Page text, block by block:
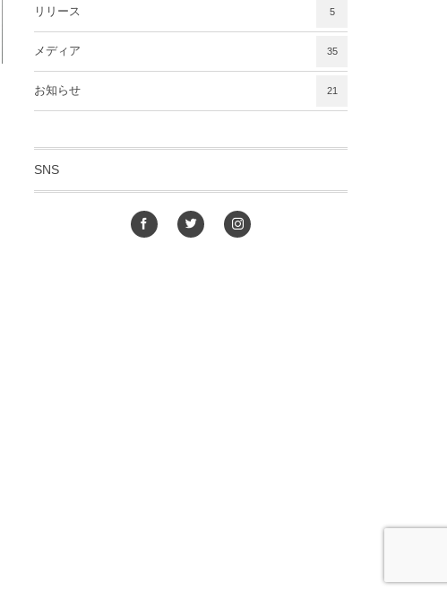
リリース 5
メディア 35
お知らせ 21
SNS